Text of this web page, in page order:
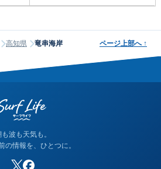
高知県 竜串海岸 ページ上部へ ↑
も波も天気も。
の情報を、ひとつに。